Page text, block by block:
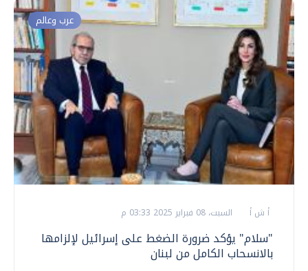
عرب وعالم
أ ش أ السبت، 08 فبراير 2025 03:33 م
"سلام" يؤكد ضرورة الضغط على إسرائيل لإلزامها
بالانسحاب الكامل من لبنان